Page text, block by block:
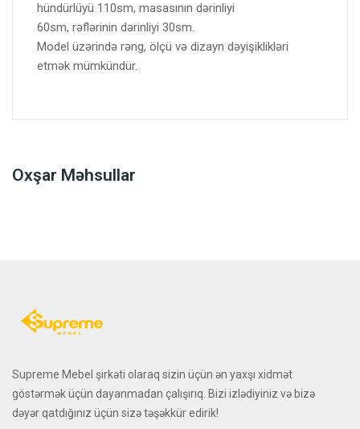
hündürlüyü 110sm, masasının dərinliyi
60sm, rəflərinin dərinliyi 30sm.
Model üzərində rəng, ölçü və dizayn dəyişiklikləri
etmək mümkündür.
Oxşar Məhsullar
Supreme Mebel şirkəti olaraq sizin üçün ən yaxşı xidmət
göstərmək üçün dayanmadan çalışırıq. Bizi izlədiyiniz və bizə
dəyər qatdığınız üçün sizə təşəkkür edirik!